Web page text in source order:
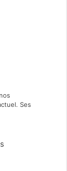
Ses